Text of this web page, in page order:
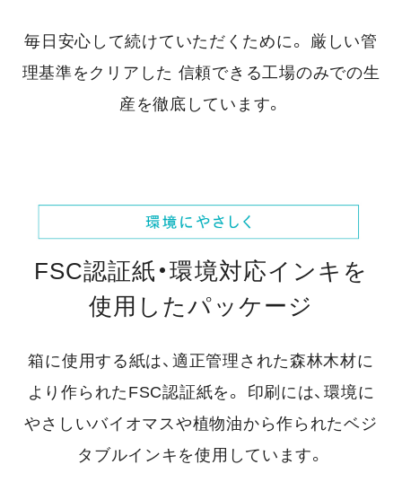
毎日安心して続けていただくために。
厳しい管
理基準をクリアした 信頼できる工場のみでの生
産を徹底しています。
FSC認証紙・環境対応インキを
使用したパッケージ
箱に使用する紙は、適正管理された森林木材に
より作られたFSC認証紙を。
印刷には、環境に
やさしいバイオマスや植物油から作られたベジ
タブルインキを使用しています。